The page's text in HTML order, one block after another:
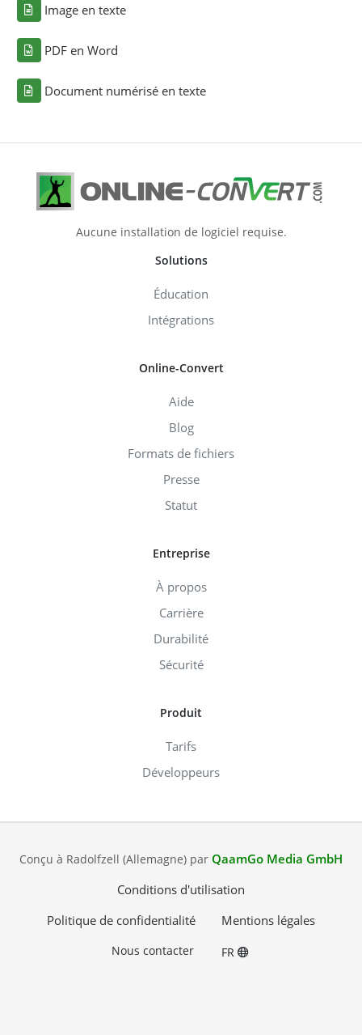
Image en texte
PDF en Word
Document numérisé en texte
Aucune installation de logiciel requise.
Solutions
Éducation
Intégrations
Online-Convert
Aide
Blog
Formats de fichiers
Presse
Statut
Entreprise
À propos
Carrière
Durabilité
Sécurité
Produit
Tarifs
Développeurs
Conçu à Radolfzell (Allemagne) par QaamGo Media GmbH
Conditions d'utilisation
Politique de confidentialité
Mentions légales
Nous contacter FR